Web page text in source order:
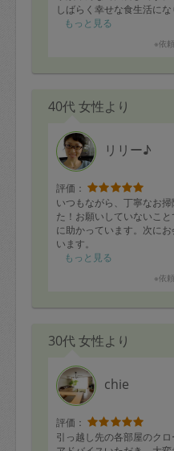
しばらく幸せな食生活にな
とても美味しかったです。
した。こちらもとても美
達もとても楽しむことがで
今回もありがとうございま
もっと見る
※依
40代 女性より
リリー♪
評価：
いつもながら、丁寧なお
た！お願いしていないこ
に助かっています。次に
います。
もっと見る
※依
30代 女性より
chie
評価：
引っ越し先の各部屋のク